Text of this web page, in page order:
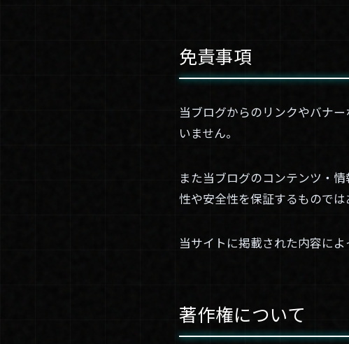
免責事項
当ブログからのリンクやバナ
いません。
また当ブログのコンテンツ・
性や安全性を保証するものでは
当サイトに掲載された内容に
著作権について